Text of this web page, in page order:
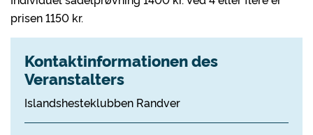
prisen 1150 kr.
Kontaktinformationen des
Veranstalters
Islandshesteklubben Randver